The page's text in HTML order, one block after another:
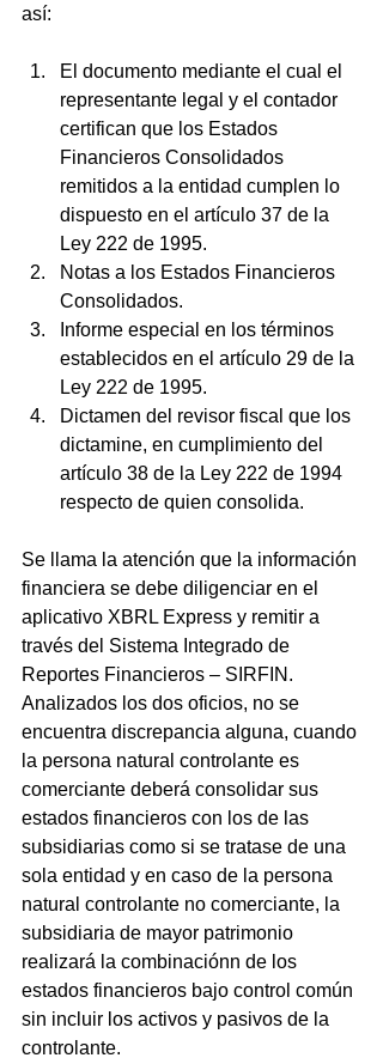
así:
El documento mediante el cual el
representante legal y el contador
certifican que los Estados
Financieros Consolidados
remitidos a la entidad cumplen lo
dispuesto en el artículo 37 de la
Ley 222 de 1995.
Notas a los Estados Financieros
Consolidados.
Informe especial en los términos
establecidos en el artículo 29 de la
Ley 222 de 1995.
Dictamen del revisor fiscal que los
dictamine, en cumplimiento del
artículo 38 de la Ley 222 de 1994
respecto de quien consolida.
Se llama la atención que la información
financiera se debe diligenciar en el
aplicativo XBRL Express y remitir a
través del Sistema Integrado de
Reportes Financieros – SIRFIN.
Analizados los dos oficios, no se
encuentra discrepancia alguna, cuando
la persona natural controlante es
comerciante deberá consolidar sus
estados financieros con los de las
subsidiarias como si se tratase de una
sola entidad y en caso de la persona
natural controlante no comerciante, la
subsidiaria de mayor patrimonio
realizará la combinaciónn de los
estados financieros bajo control común
sin incluir los activos y pasivos de la
controlante.